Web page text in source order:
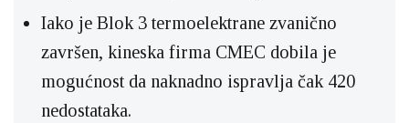
Iako je Blok 3 termoelektrane zvanično
završen, kineska firma CMEC dobila je
mogućnost da naknadno ispravlja čak 420
nedostataka.